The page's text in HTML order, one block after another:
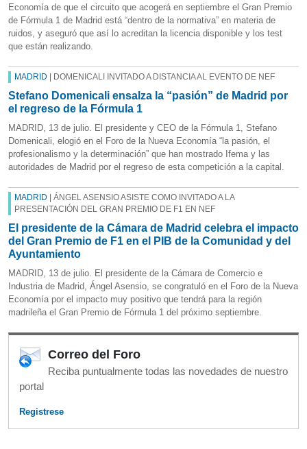
Economía de que el circuito que acogerá en septiembre el Gran Premio
de Fórmula 1 de Madrid está “dentro de la normativa” en materia de
ruidos, y aseguró que así lo acreditan la licencia disponible y los test
que están realizando.
MADRID | DOMENICALI INVITADO A DISTANCIA AL EVENTO DE NEF
Stefano Domenicali ensalza la “pasión” de Madrid por
el regreso de la Fórmula 1
MADRID, 13 de julio. El presidente y CEO de la Fórmula 1, Stefano
Domenicali, elogió en el Foro de la Nueva Economía “la pasión, el
profesionalismo y la determinación” que han mostrado Ifema y las
autoridades de Madrid por el regreso de esta competición a la capital.
MADRID | ÁNGEL ASENSIO ASISTE COMO INVITADO A LA
PRESENTACIÓN DEL GRAN PREMIO DE F1 EN NEF
El presidente de la Cámara de Madrid celebra el impacto
del Gran Premio de F1 en el PIB de la Comunidad y del
Ayuntamiento
MADRID, 13 de julio. El presidente de la Cámara de Comercio e
Industria de Madrid, Ángel Asensio, se congratuló en el Foro de la Nueva
Economía por el impacto muy positivo que tendrá para la región
madrileña el Gran Premio de Fórmula 1 del próximo septiembre.
Correo del Foro
Reciba puntualmente todas las novedades de nuestro
portal
Registrese